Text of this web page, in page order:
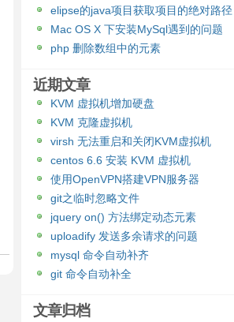
elipse的java项目获取项目的绝对路径
Mac OS X 下安装MySql遇到的问题
php 删除数组中的元素
近期文章
KVM 虚拟机增加硬盘
KVM 克隆虚拟机
virsh 无法重启和关闭KVM虚拟机
centos 6.6 安装 KVM 虚拟机
使用OpenVPN搭建VPN服务器
git之临时忽略文件
jquery on() 方法绑定动态元素
uploadify 发送多余请求的问题
mysql 命令自动补齐
git 命令自动补全
文章归档